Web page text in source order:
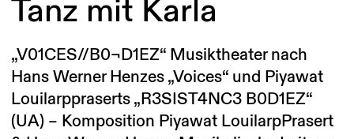
Tanz mit Karla
„V01CES//B0¬D1EZ“ Musiktheater nach
Hans Werner Henzes „Voices“ und Piyawat
Louilarppraserts „R3SIST4NC3 B0D1EZ“
(UA) – Komposition Piyawat Louilarp­Prasert